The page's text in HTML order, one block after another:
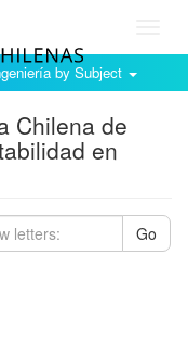
by Subject
Chilena de
en
Go